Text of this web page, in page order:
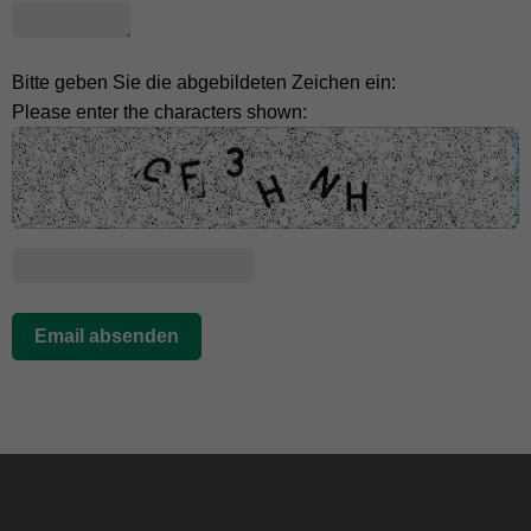
Bitte geben Sie die abgebildeten Zeichen ein:
Please enter the characters shown: